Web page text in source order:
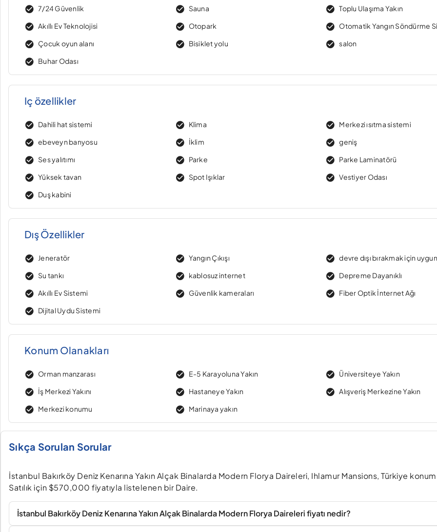
7/24 Güvenlik Sauna
Toplu Ulaşıma Yakın
Akıllı Ev Teknolojisi
Otopark
Otomatik Yangın Söndürme
Çocuk oyun alanı
Bisiklet yolu
salon
Buhar Odası
Iç özellikler
Dahili hat sistemi Klima
Merkezi ısıtma sistemi
ebeveyn banyosu
İklim
geniş
Ses yalıtımı
Parke
Parke Laminatörü
Yüksek tavan
Spot Işıklar
Vestiyer Odası
Duş kabini
Dış Özellikler
Jeneratör Yangın Çıkışı
devre dışı bırakmak için uygun
Su tankı
kablosuz internet
Depreme Dayanıklı
Akıllı Ev Sistemi
Güvenlik kameraları
Fiber Optik İnternet Ağı
Dijital Uydu Sistemi
Konum Olanakları
Orman manzarası E-5 Karayoluna Yakın
Üniversiteye Yakın
İş Merkezi Yakını
Hastaneye Yakın
Alışveriş Merkezine Yakın
Merkezi konumu
Marinaya yakın
Sıkça Sorulan Sorular
İstanbul Bakırköy Deniz Kenarına Yakın Alçak Binalarda Modern Florya Daireleri, Ihlamur Mansions, Türkiye
Satılık için $570,000 fiyatıyla listelenen bir Daire.
İstanbul Bakırköy Deniz Kenarına Yakın Alçak Binalarda Modern Florya Daireleri fiyatı nedir?